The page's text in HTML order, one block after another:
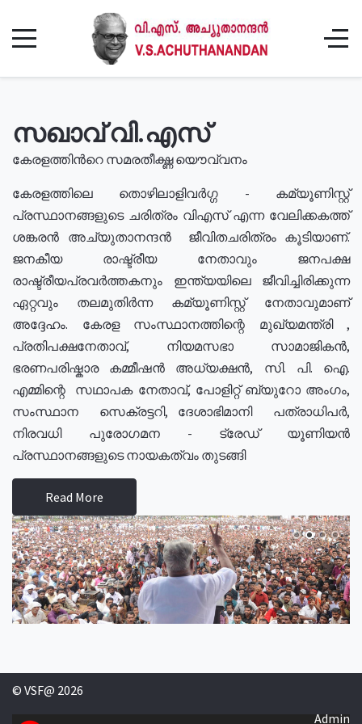
സഖാവ് വി.എസ്
കേരളത്തിൻറെ സമരതീക്ഷ്ണ യൌവ്വനം
കേരളത്തിലെ തൊഴിലാളിവർഗ്ഗ - കമ്യൂണിസ്റ്റ്
പ്രസ്ഥാനങ്ങളുടെ ചരിത്രം വിഎസ് എന്ന വേലിക്കകത്ത്
ശങ്കരൻ അച്യുതാനന്ദൻ ജീവിതചരിത്രം കൂടിയാണ്.
ജനകീയ രാഷ്ട്രീയ നേതാവും ജനപക്ഷ
രാഷ്ട്രീയപ്രവർത്തകനും ഇന്ത്യയിലെ ജീവിച്ചിരിക്കുന്ന
ഏറ്റവും തലമുതിർന്ന കമ്യൂണിസ്റ്റ് നേതാവുമാണ്
അദ്ദേഹം. കേരള സംസ്ഥാനത്തിന്റെ മുഖ്യമന്ത്രി ,
പ്രതിപക്ഷനേതാവ്, നിയമസഭാ സാമാജികൻ,
ഭരണപരിഷ്കാര കമ്മീഷൻ അധ്യക്ഷൻ, സി. പി. ഐ.
എമ്മിന്റെ സഥാപക നേതാവ്, പോളിറ്റ് ബ്യുറോ അംഗം,
സംസ്ഥാന സെക്രട്ടറി, ദേശാഭിമാനി പത്രാധിപർ,
നിരവധി പുരോഗമന - ട്രേഡ് യൂണിയൻ
പ്രസ്ഥാനങ്ങളുടെ നായകത്വം തുടങ്ങി
Read More
© VSF@ 2026
Admin